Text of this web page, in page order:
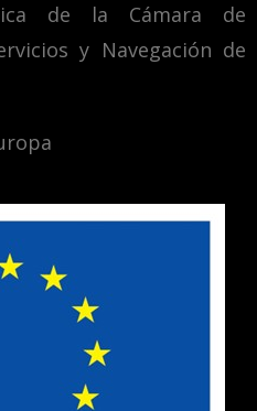
de la Cámara de
y Navegación de